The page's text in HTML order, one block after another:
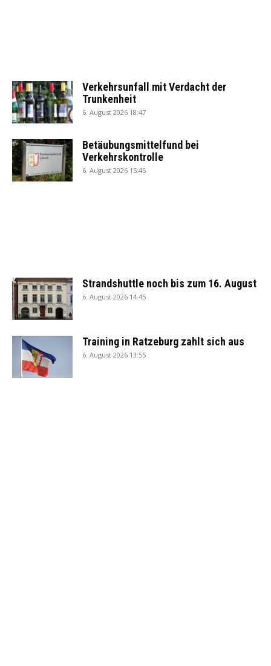
Verkehrsunfall mit Verdacht der
Trunkenheit
6. August 2026 18:47
Betäubungsmittelfund bei
Verkehrskontrolle
6. August 2026 15:45
Strandshuttle noch bis zum 16. August
6. August 2026 14:45
Training in Ratzeburg zahlt sich aus
6. August 2026 13:55